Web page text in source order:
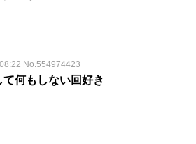
No.554974423
何もしない回好き